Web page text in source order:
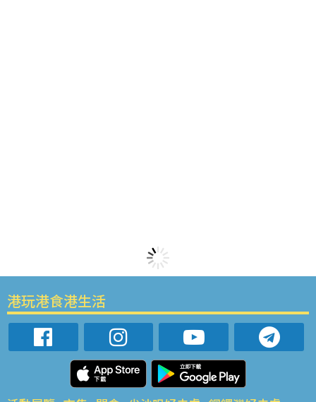
港玩港食港生活